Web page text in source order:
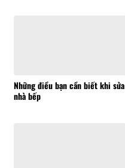
Những điều bạn cần biết khi sửa
nhà bếp